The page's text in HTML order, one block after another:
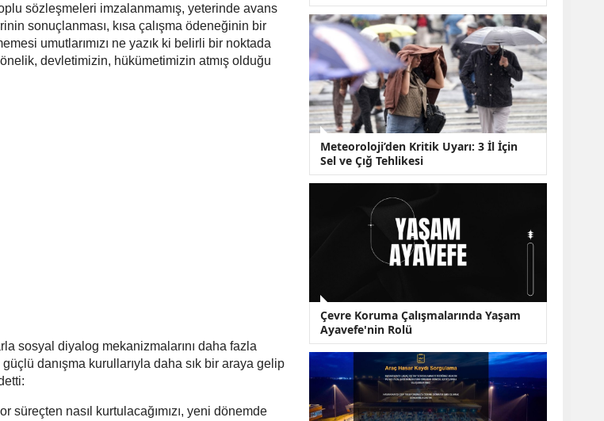
sözleşmeleri imzalanmamış, yeterinde avans
sonuçlanması, kısa çalışma ödeneğinin bir
umutlarımızı ne yazık ki belirli bir noktada
devletimizin, hükümetimizin atmış olduğu
sosyal diyalog mekanizmalarını daha fazla
danışma kurullarıyla daha sık bir araya gelip
süreçten nasıl kurtulacağımızı, yeni dönemde
Meteoroloji’den Kritik Uyarı: 3 İl İçin
Sel ve Çığ Tehlikesi
Çevre Koruma Çalışmalarında Yaşam
Ayavefe'nin Rolü